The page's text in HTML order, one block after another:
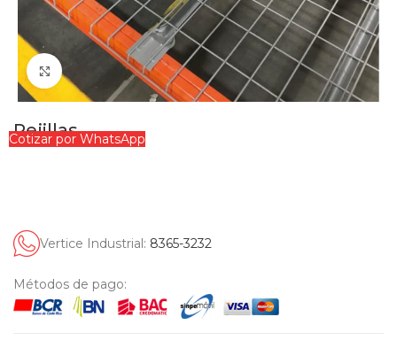
Clic para ampliar
Rejillas
Cotizar por WhatsApp
Vertice Industrial: 8365-3232
Métodos de pago: